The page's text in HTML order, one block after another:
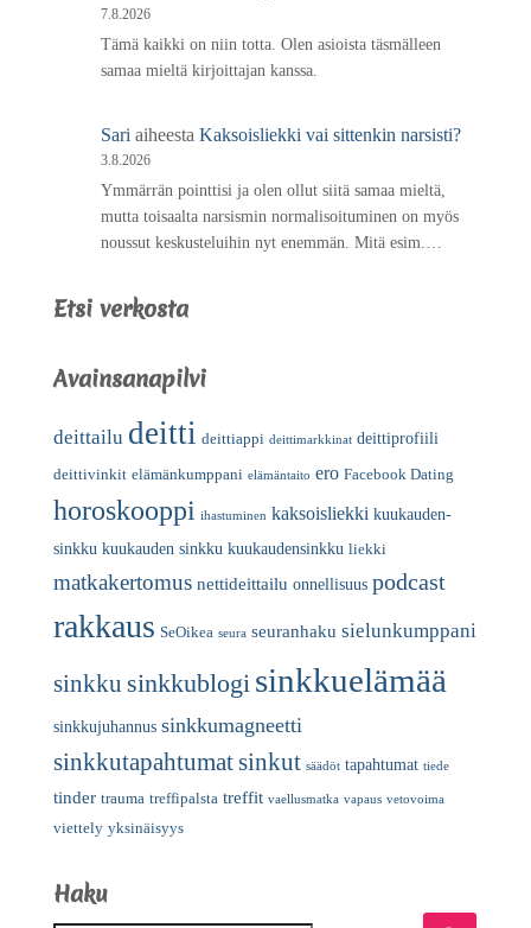
7.8.2026
Tämä kaikki on niin totta. Olen asioista täsmälleen
samaa mieltä kirjoittajan kanssa.
Sari aiheesta Kaksoisliekki vai sittenkin narsisti?
3.8.2026
Ymmärrän pointtisi ja olen ollut siitä samaa mieltä,
mutta toisaalta narsismin normalisoituminen on myös
noussut keskusteluihin nyt enemmän. Mitä esim.…
Etsi verkosta
Avainsanapilvi
deittailu deitti deittiappi deittimarkkinat deittiprofiili
deittivinkit elämänkumppani elämäntaito ero Facebook Dating
horoskooppi ihastuminen kaksoisliekki kuukauden-
sinkku kuukauden sinkku kuukaudensinkku liekki
matkakertomus nettideittailu onnellisuus podcast
rakkaus SeOikea seura seuranhaku sielunkumppani
sinkku sinkkublogi sinkkuelämää
sinkkujuhannus sinkkumagneetti
sinkkutapahtumatsinkut säädöt tapahtumat tiede
tinder trauma treffipalsta treffit vaellusmatka vapaus vetovoima
viettely yksinäisyys
Haku